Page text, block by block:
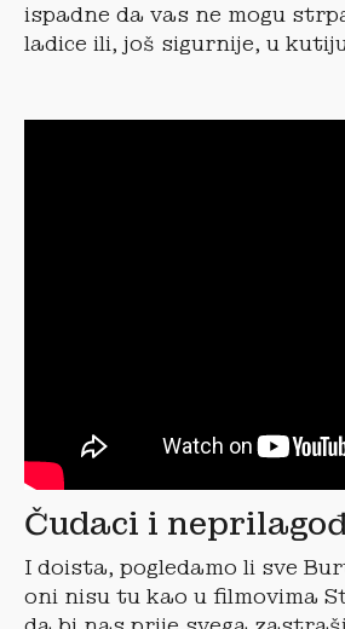
ispadne da vas ne mogu
ladice ili, još sigurnije, u
Čudaci i
I doista, pogledamo li sve
oni nisu tu kao u filmovima